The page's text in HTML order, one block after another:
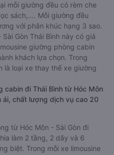
mỗi giường đều có rèm che
sách,…. Mỗi giường đều
với phân khúc hạng 3 sao.
Gòn Thái Bình này có giá
giường phòng cabin
khách lựa chọn. Trong
là loại xe thay thế xe giường
cabin đi Thái Bình từ Hóc Môn
ái, chất lượng dịch vụ cao 20
từ Hóc Môn - Sài Gòn đi
làm 2 tầng, 2 dãy và 6
biệt. Trong mỗi xe limousine